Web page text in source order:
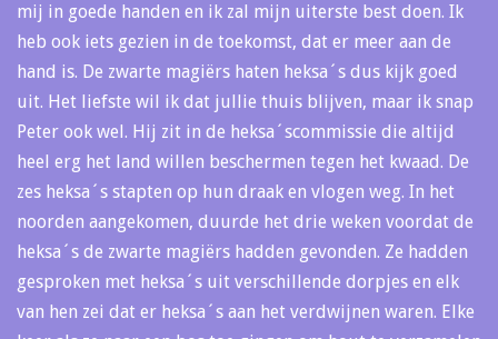
mij in goede handen en ik zal mijn uiterste best doen. Ik
heb ook iets gezien in de toekomst, dat er meer aan de
hand is. De zwarte magiërs haten heksa´s dus kijk goed
uit. Het liefste wil ik dat jullie thuis blijven, maar ik snap
Peter ook wel. Hij zit in de heksa´scommissie die altijd
heel erg het land willen beschermen tegen het kwaad. De
zes heksa´s stapten op hun draak en vlogen weg. In het
noorden aangekomen, duurde het drie weken voordat de
heksa´s de zwarte magiërs hadden gevonden. Ze hadden
gesproken met heksa´s uit verschillende dorpjes en elk
van hen zei dat er heksa´s aan het verdwijnen waren. Elke